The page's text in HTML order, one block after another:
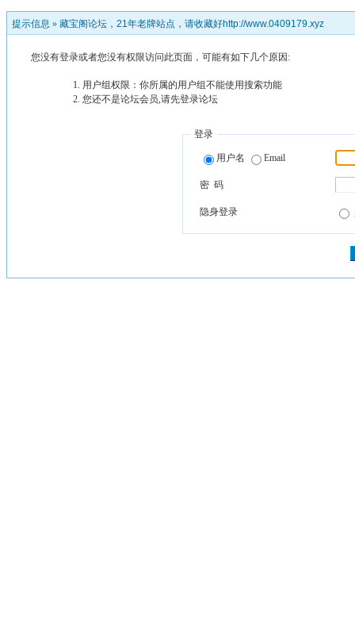
提示信息 » 藏宝阁论坛，21年老牌站点，请收藏好http://www.0409179.xyz
您没有登录或者您没有权限访问此页面，可能有如下几个原因:
用户组权限：你所属的用户组不能使用搜索功能
您还不是论坛会员,请先登录论坛
登录
用户名 Email
密 码
隐身登录